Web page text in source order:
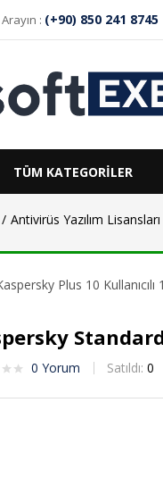
: (+90) 850 241 8745
TÜM KATEGORİLER
Antivirüs Yazılım Lisansları
Plus 10 Kullanıcılı
Standard
0 Yorum Satıldı: 0